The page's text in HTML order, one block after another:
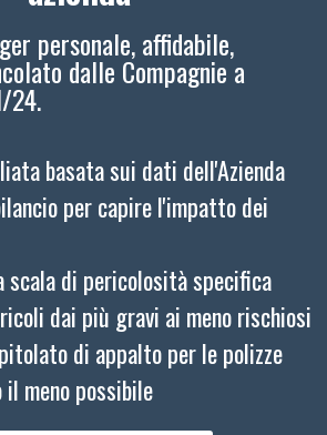
personale, affidabile,
dalle Compagnie a
24.
basata sui dati dell'Azienda
per capire l'impatto dei
scala di pericolosità specifica
dai più gravi ai meno rischiosi
di appalto per le polizze
meno possibile